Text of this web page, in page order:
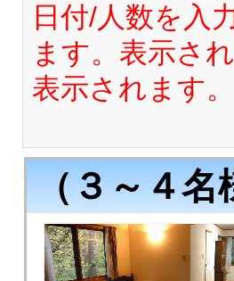
日付/人数を入
ます。表示さ
表示されます。
（３～４名